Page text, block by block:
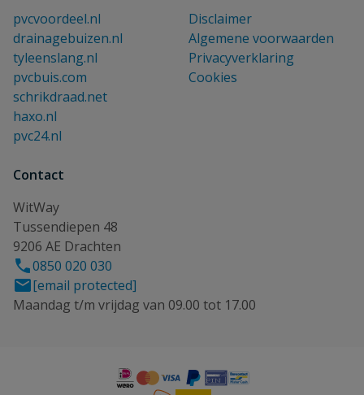
pvcvoordeel.nl
drainagebuizen.nl
tyleenslang.nl
pvcbuis.com
schrikdraad.net
haxo.nl
pvc24.nl
Disclaimer
Algemene voorwaarden
Privacyverklaring
Cookies
Contact
WitWay
Tussendiepen 48
9206 AE Drachten
0850 020 030
[email protected]
Maandag t/m vrijdag van 09.00 tot 17.00